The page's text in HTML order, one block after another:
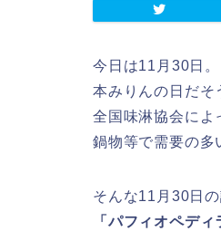
今日は11月30日。
本みりんの日だそ
全国味淋協会によ
鍋物等で需要の多
そんな11月30日の
「パフィオペディ